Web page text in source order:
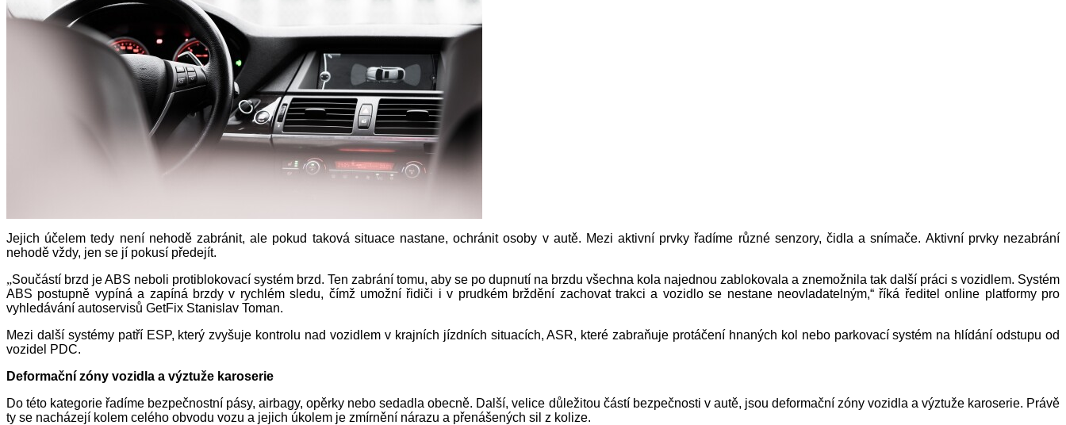
Jejich účelem tedy není nehodě zabránit, ale pokud taková situace nastane, ochránit osoby v autě. Mezi aktivní prvky řadíme různé senzory, čidla a snímače. Aktivní prvky nezabrání
nehodě vždy, jen se jí pokusí předejít.
„Součástí brzd je ABS neboli protiblokovací systém brzd. Ten zabrání tomu, aby se po dupnutí na brzdu všechna kola najednou zablokovala a znemožnila tak další práci s vozidlem. Systém
ABS postupně vypíná a zapíná brzdy v rychlém sledu, čímž umožní řidiči i v prudkém brždění zachovat trakci a vozidlo se nestane neovladatelným,“ říká ředitel online platformy pro
vyhledávání autoservisů GetFix Stanislav Toman.
Mezi další systémy patří ESP, který zvyšuje kontrolu nad vozidlem v krajních jízdních situacích, ASR, které zabraňuje protáčení hnaných kol nebo parkovací systém na hlídání odstupu od
vozidel PDC.
Deformační zóny vozidla a výztuže karoserie
Do této kategorie řadíme bezpečnostní pásy, airbagy, opěrky nebo sedadla obecně. Další, velice důležitou částí bezpečnosti v autě, jsou deformační zóny vozidla a výztuže karoserie. Právě
ty se nacházejí kolem celého obvodu vozu a jejich úkolem je zmírnění nárazu a přenášených sil z kolize.